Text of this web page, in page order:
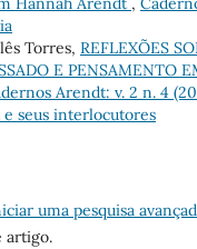
Torres, REFLEXÕES
E PENSAMENTO
Arendt: v. 2 n. 4
seus interlocutores
uma pesquisa
artigo.